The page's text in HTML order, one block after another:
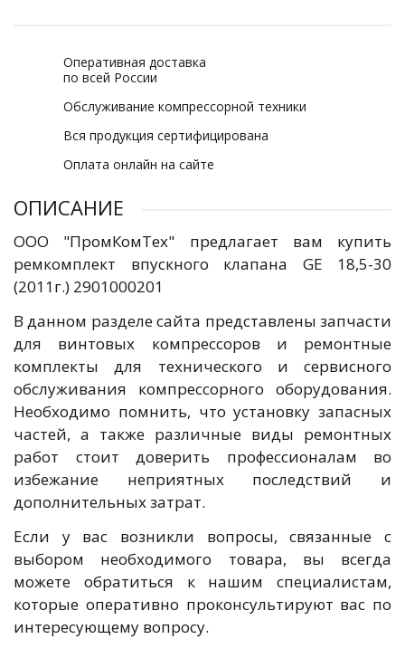
Оперативная доставка
по всей России
Обслуживание компрессорной техники
Вся продукция сертифицирована
Оплата онлайн на сайте
ОПИСАНИЕ
ООО "ПромКомТех" предлагает вам купить
ремкомплект впускного клапана GE 18,5-30
(2011г.) 2901000201
В данном разделе сайта представлены запчасти
для винтовых компрессоров и ремонтные
комплекты для технического и сервисного
обслуживания компрессорного оборудования.
Необходимо помнить, что установку запасных
частей, а также различные виды ремонтных
работ стоит доверить профессионалам во
избежание неприятных последствий и
дополнительных затрат.
Если у вас возникли вопросы, связанные с
выбором необходимого товара, вы всегда
можете обратиться к нашим специалистам,
которые оперативно проконсультируют вас по
интересующему вопросу.